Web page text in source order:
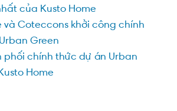
của Kusto Home
và Coteccons khởi công chính
Green
phối chính thức dự án Urban
Home